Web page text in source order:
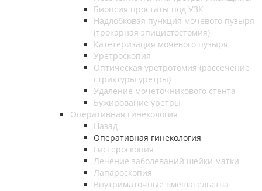
Биопсия простаты под УЗК
Надлобковая пункция мочевого пузыря
(трокарная эпицистостомия)
Катетеризация мочевого пузыря
Уретроскопия
Оптическая уретротомия (рассечение
стриктуры уретры)
Удаление мочеточникового стента
Бужирование уретры
Оперативная гинекология
Назад
Оперативная гинекология
Гистероскопия
Лечение заболеваний шейки матки
Лапароскопия
Внутриматочные вмешательства